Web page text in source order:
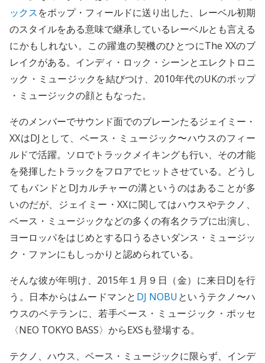
ックスをポップ・フィールドに送り出した、レーベル初期
のスタイルをある意味で継承しているレーベルとも言える
にかもしれない。この躍進の契機のひとつにThe XXのブ
レイクがある。インディ・ロック・シーンとエレクトロニ
ック・ミュージックを結びつけ、2010年代のUKのポップ
・ミュージックの顔ともなった。
そのメンバーでサウンド面でのブレーンたるジェイミー・
XXはDJとして、ベース・ミュージック〜ハウスのフィー
ルドで活躍。ソロでトラックメイキングも行い、その才能
を発揮したトラックをフロアでヒットさせている。どうし
てもバンドとDJカルチャーの溝というのはあることが多
いのだが、ジェイミー・XXに関してはハウスやテクノ、
ベース・ミュージックなどの多くの有名クラブに出演し、
ヨーロッパをはじめとする口うるさいダンス・ミュージッ
ク・ファンにもしっかりと認められている。
そんな彼が年明け、2015年１月９日（金）に来日DJを行
う。日本からはムードマンと DJ NOBU というテクノ〜ハ
ウスのベテランに、若手ベース・ミュージック・ポッセ
〈NEO TOKYO BASS〉からEXSも登場する。
テクノ、ハウス、ベース・ミュージックに限らず、インデ